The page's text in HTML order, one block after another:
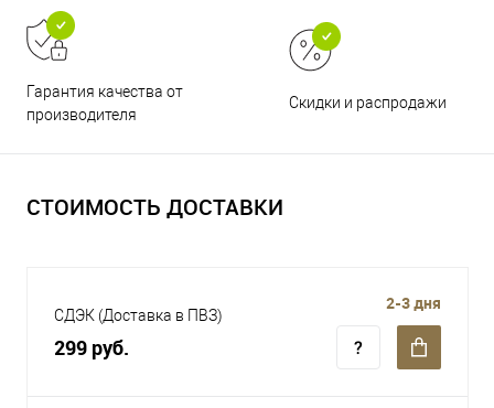
Гарантия качества от
производителя
Скидки и распродажи
СТОИМОСТЬ ДОСТАВКИ
СДЭК (Доставка в ПВЗ)
299 руб.
2-3 дня